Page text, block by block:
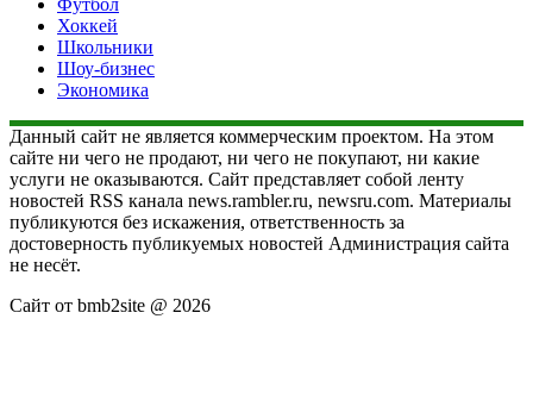
Хоккей
Школьники
Шоу-бизнес
Экономика
Данный сайт не является коммерческим проектом. На этом
сайте ни чего не продают, ни чего не покупают, ни какие
услуги не оказываются. Сайт представляет собой ленту
новостей RSS канала news.rambler.ru, newsru.com. Материалы
публикуются без искажения, ответственность за
достоверность публикуемых новостей Администрация сайта
не несёт.
Сайт от bmb2site @ 2026